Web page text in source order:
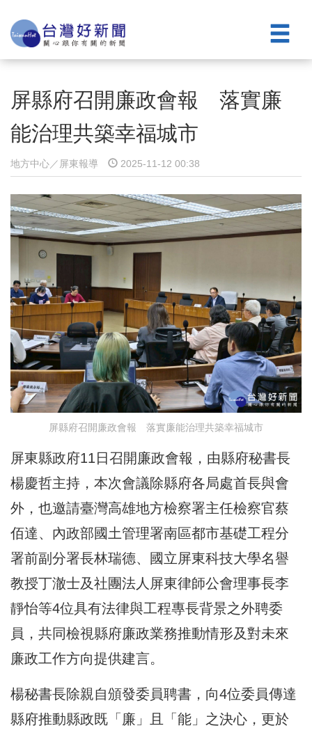
屏縣府召開廉政會報 落實廉
能治理共築幸福城市
地方中心／屏東報導 2025-11-12 00:38
屏縣府召開廉政會報 落實廉能治理共築幸福城市
屏東縣政府11日召開廉政會報，由縣府秘書長
楊慶哲主持，本次會議除縣府各局處首長與會
外，也邀請臺灣高雄地方檢察署主任檢察官蔡
佰達、內政部國土管理署南區都市基礎工程分
署前副分署長林瑞德、國立屏東科技大學名譽
教授丁澈士及社團法人屏東律師公會理事長李
靜怡等4位具有法律與工程專長背景之外聘委
員，共同檢視縣府廉政業務推動情形及對未來
廉政工作方向提供建言。
楊秘書長除親自頒發委員聘書，向4位委員傳達
縣府推動縣政既「廉」且「能」之決心，更於